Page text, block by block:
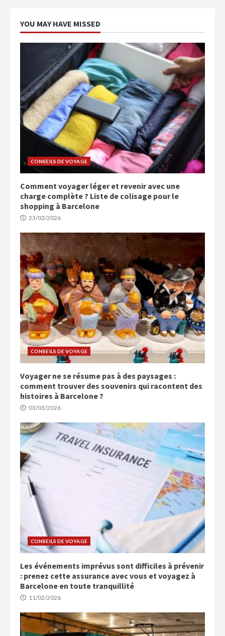
YOU MAY HAVE MISSED
CONSEILS DE VOYAGE
Comment voyager léger et revenir avec une
charge complète ? Liste de colisage pour le
shopping à Barcelone
23/03/2026
CONSEILS DE VOYAGE
Voyager ne se résume pas à des paysages :
comment trouver des souvenirs qui racontent des
histoires à Barcelone ?
03/03/2026
CONSEILS DE VOYAGE
Les événements imprévus sont difficiles à prévenir
: prenez cette assurance avec vous et voyagez à
Barcelone en toute tranquillité
11/02/2026